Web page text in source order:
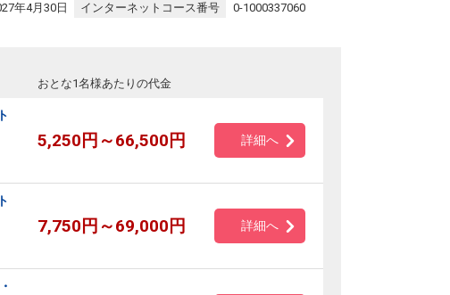
年4月30日 インターネットコース番号 0-1000337060
おとな1名様あたりの代金
5,250円～66,500円 詳細へ
7,750円～69,000円 詳細へ